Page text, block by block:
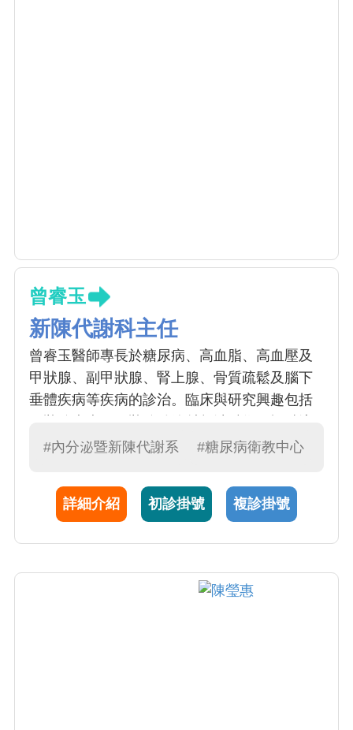
曾睿玉
新陳代謝科主任
曾睿玉醫師專長於糖尿病、高血脂、高血壓及
甲狀腺、副甲狀腺、腎上腺、骨質疏鬆及腦下
垂體疾病等疾病的診治。臨床與研究興趣包括
射治療，曾於2024年11月到韓國Asan Medical
#內分泌暨新陳代謝系 #糖尿病衛教中心
詳細介紹 初診掛號 複診掛號